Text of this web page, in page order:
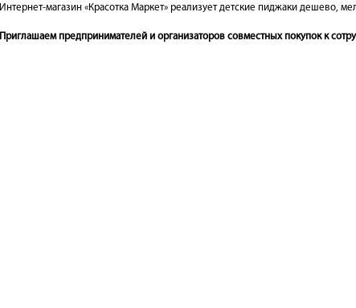
Интернет-магазин «Красотка Маркет» реализует детские пиджаки дешево,
Приглашаем предпринимателей и организаторов совместных покупок к